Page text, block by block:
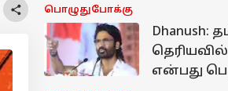
பொழுதுபோக்கு
Dhanush:
என்பது